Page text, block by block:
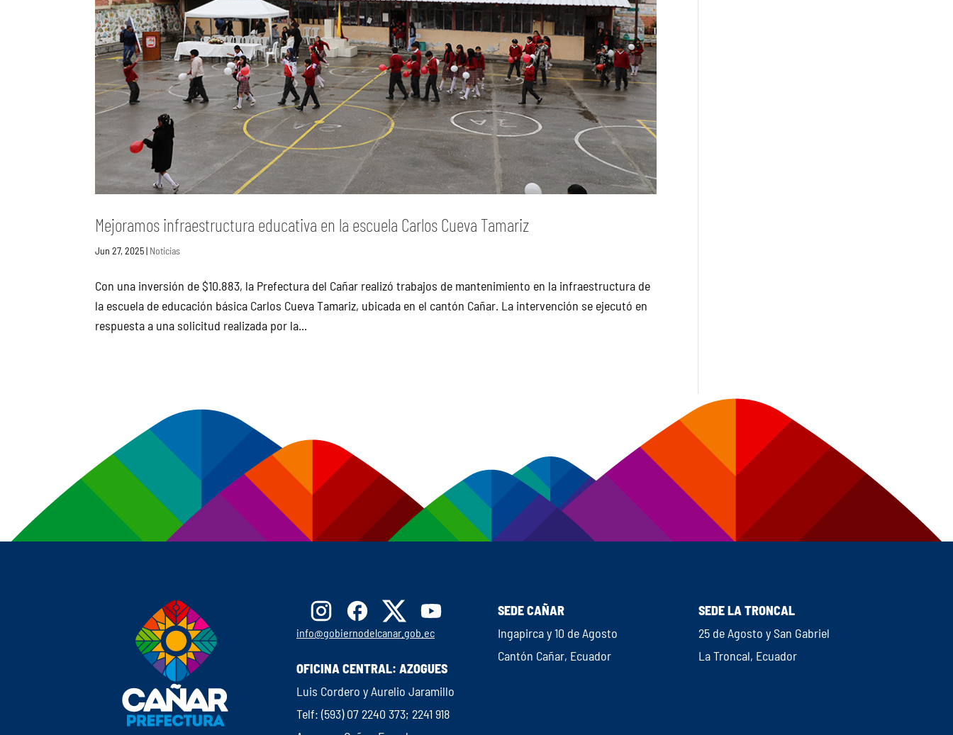
Mejoramos infraestructura educativa en la escuela Carlos Cueva Tamariz
Jun 27, 2025| Noticias
Con una inversión de $10.883, la Prefectura del Cañar realizó trabajos de mantenimiento en la infraestructura de
la escuela de educación básica Carlos Cueva Tamariz, ubicada en el cantón Cañar. La intervención se ejecutó en
respuesta a una solicitud realizada por la...
info@gobiernodelcanar.gob.ec
OFICINA CENTRAL: AZOGUES
Luis Cordero y Aurelio Jaramillo
Telf: (593) 07 2240 373; 2241 918
SEDE CAÑAR
Ingapirca y 10 de Agosto
Cantón Cañar, Ecuador
SEDE LA TRONCAL
25 de Agosto y San Gabriel
La Troncal, Ecuador